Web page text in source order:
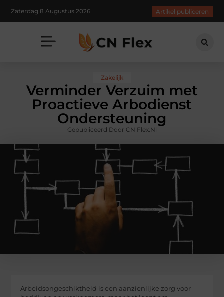
Zaterdag 8 Augustus 2026 Artikel publiceren
Zakelijk
Verminder Verzuim met
Proactieve Arbodienst
Ondersteuning
Gepubliceerd Door CN Flex.nl
Arbeidsongeschiktheid is een aanzienlijke zorg voor